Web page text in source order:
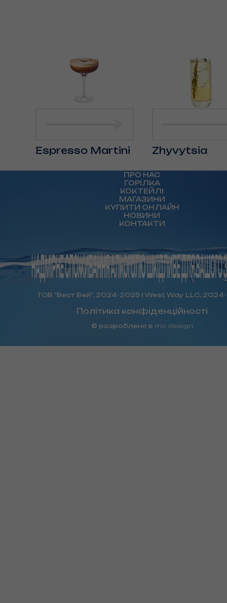
Espresso Martini Zhyvytsia
ПРО НАС
ГОРІЛКА
КОКТЕЙЛІ
МАГАЗИНИ
КУПИТИ ОНЛАЙН
НОВИНИ
КОНТАКТИ
ТОВ "Вест Вей", 2024-2025 | West Way LLC,
Політика конфіденційності
© розроблено в mc design